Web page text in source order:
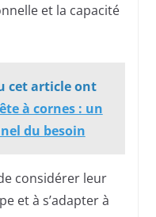
et la capacité
cet article ont
à cornes : un
du besoin
considérer leur
et à s’adapter à